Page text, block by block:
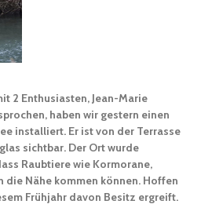
2 Enthusiasten, Jean-Marie
haben wir gestern einen
installiert. Er ist von der Terrasse
sichtbar. Der Ort wurde
Raubtiere wie Kormorane,
die Nähe kommen können. Hoffen
Frühjahr davon Besitz ergreift.